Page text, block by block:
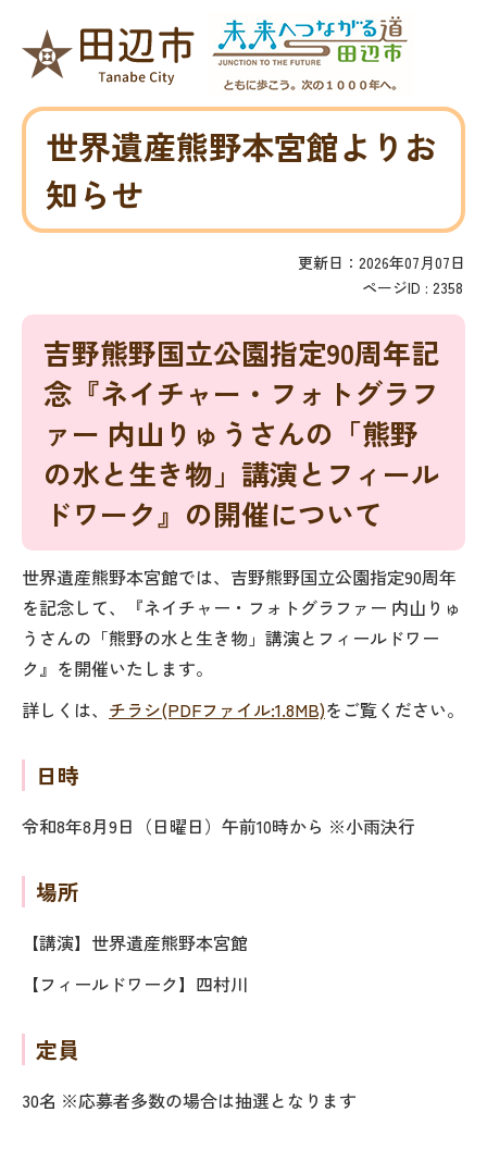
世界遺産熊野本宮館よりお
知らせ
更新日：2026年07月07日
ページID : 2358
吉野熊野国立公園指定90周年記
念『ネイチャー・フォトグラフ
ァー 内山りゅうさんの「熊野
の水と生き物」講演とフィール
ドワーク』の開催について
世界遺産熊野本宮館では、吉野熊野国立公園指定90周年
を記念して、『ネイチャー・フォトグラファー 内山りゅ
うさんの「熊野の水と生き物」講演とフィールドワー
ク』を開催いたします。
詳しくは、 チラシ(PDFファイル:1.8MB)をご覧ください。
日時
令和8年8月9日（日曜日）午前10時から ※小雨決行
場所
【講演】世界遺産熊野本宮館
【フィールドワーク】四村川
定員
30名 ※応募者多数の場合は抽選となります